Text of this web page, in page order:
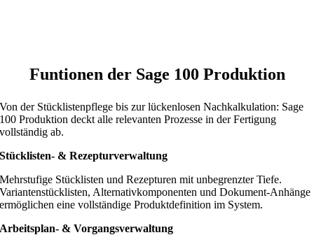
Funtionen der Sage 100 Produktion
Von der Stücklistenpflege bis zur lückenlosen Nachkalkulation: Sage
100 Produktion deckt alle relevanten Prozesse in der Fertigung
vollständig ab.
Stücklisten- & Rezepturverwaltung
Mehrstufige Stücklisten und Rezepturen mit unbegrenzter Tiefe.
Variantenstücklisten, Alternativkomponenten und Dokument-Anhänge
ermöglichen eine vollständige Produktdefinition im System.
Arbeitsplan- & Vorgangsverwaltung